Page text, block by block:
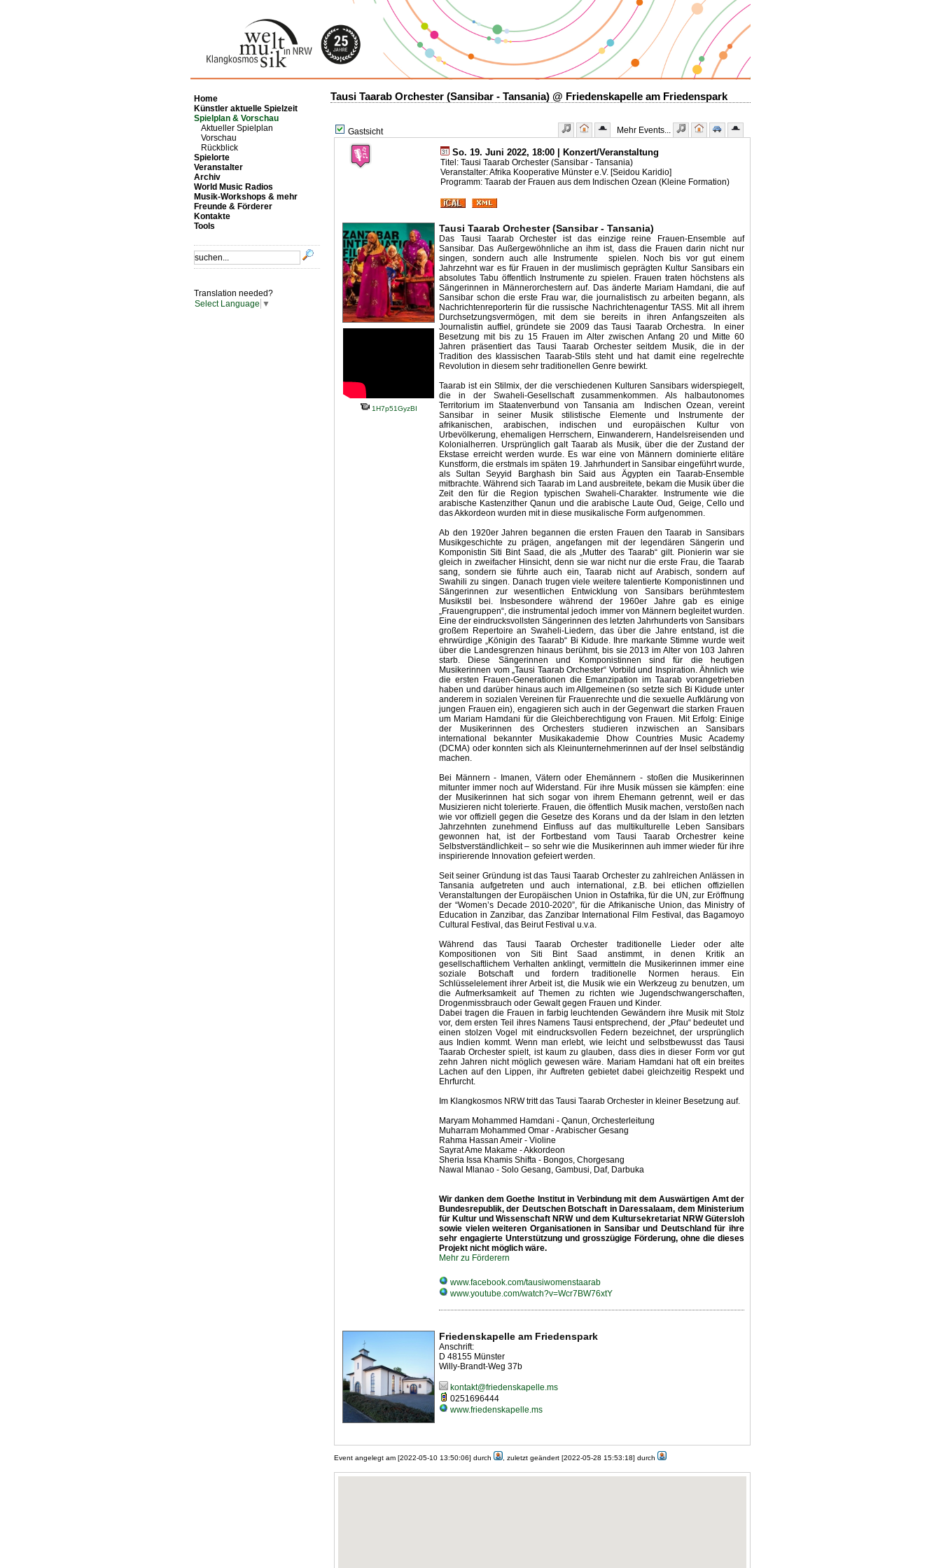
Home
Künstler aktuelle Spielzeit
Spielplan & Vorschau
Aktueller Spielplan
Vorschau
Rückblick
Spielorte
Veranstalter
Archiv
World Music Radios
Musik-Workshops & mehr
Freunde & Förderer
Kontakte
Tools
Translation needed?
Select Language ▼
Tausi Taarab Orchester (Sansibar - Tansania) @ Friedenskapelle am Friedenspark
Gastsicht Mehr Events...
So. 19. Juni 2022, 18:00 | Konzert/Veranstaltung
Titel: Tausi Taarab Orchester (Sansibar - Tansania)
Veranstalter: Afrika Kooperative Münster e.V. [Seidou Karidio]
Programm: Taarab der Frauen aus dem Indischen Ozean (Kleine Formation)
1H7p51GyzBI
Tausi Taarab Orchester (Sansibar - Tansania)
Das Tausi Taarab Orchester ist das einzige reine Frauen-Ensemble auf
Sansibar. Das Außergewöhnliche an ihm ist, dass die Frauen darin nicht nur
singen, sondern auch alle Instrumente
spielen. Noch bis vor gut einem
Jahrzehnt war es für Frauen in der muslimisch geprägten Kultur Sansibars ein
absolutes Tabu öffentlich Instrumente zu spielen. Frauen traten höchstens als
Sängerinnen in Männerorchestern auf. Das änderte Mariam Hamdani, die auf
Sansibar schon die erste Frau war, die journalistisch zu arbeiten begann, als
Nachrichtenreporterin für die russische Nachrichtenagentur TASS. Mit all ihrem
Durchsetzungsvermögen, mit dem sie bereits in ihren Anfangszeiten als
Journalistin auffiel, gründete sie 2009 das Tausi Taarab Orchestra.
In einer
Besetzung mit bis zu 15 Frauen im Alter zwischen Anfang 20 und Mitte 60
Jahren präsentiert das Tausi Taarab Orchester seitdem Musik, die in der
Tradition des klassischen Taarab-Stils steht und hat damit eine regelrechte
Revolution in diesem sehr traditionellen Genre bewirkt.
Taarab ist ein Stilmix, der die verschiedenen Kulturen Sansibars widerspiegelt,
die in der Swaheli-Gesellschaft zusammenkommen. Als halbautonomes
Territorium im Staatenverbund von Tansania am
Indischen Ozean, vereint
Sansibar in seiner Musik stilistische Elemente und Instrumente der
afrikanischen, arabischen, indischen und europäischen Kultur von
Urbevölkerung, ehemaligen Herrschern, Einwanderern, Handelsreisenden und
Kolonialherren. Ursprünglich galt Taarab als Musik, über die der Zustand der
Ekstase erreicht werden wurde. Es war eine von Männern dominierte elitäre
Kunstform, die erstmals im späten 19. Jahrhundert in Sansibar eingeführt wurde,
als Sultan Seyyid Barghash bin Said aus Ägypten ein Taarab-Ensemble
mitbrachte. Während sich Taarab im Land ausbreitete, bekam die Musik über die
Zeit den für die Region typischen Swaheli-Charakter. Instrumente wie die
arabische Kastenzither Qanun und die arabische Laute Oud, Geige, Cello und
das Akkordeon wurden mit in diese musikalische Form aufgenommen.
Ab den 1920er Jahren begannen die ersten Frauen den Taarab in Sansibars
Musikgeschichte zu prägen, angefangen mit der legendären Sängerin und
Komponistin Siti Bint Saad, die als „Mutter des Taarab“ gilt. Pionierin war sie
gleich in zweifacher Hinsicht, denn sie war nicht nur die erste Frau, die Taarab
sang, sondern sie führte auch ein, Taarab nicht auf Arabisch, sondern auf
Swahili zu singen. Danach trugen viele weitere talentierte Komponistinnen und
Sängerinnen zur wesentlichen Entwicklung von Sansibars berühmtestem
Musikstil bei. Insbesondere während der 1960er Jahre gab es einige
„Frauengruppen“, die instrumental jedoch immer von Männern begleitet wurden.
Eine der eindrucksvollsten Sängerinnen des letzten Jahrhunderts von Sansibars
großem Repertoire an Swaheli-Liedern, das über die Jahre entstand, ist die
ehrwürdige „Königin des Taarab“ Bi Kidude. Ihre markante Stimme wurde weit
über die Landesgrenzen hinaus berühmt, bis sie 2013 im Alter von 103 Jahren
starb. Diese Sängerinnen und Komponistinnen sind für die heutigen
Musikerinnen vom „Tausi Taarab Orchester“ Vorbild und Inspiration. Ähnlich wie
die ersten Frauen-Generationen die Emanzipation im Taarab vorangetrieben
haben und darüber hinaus auch im Allgemeinen (so setzte sich Bi Kidude unter
anderem in sozialen Vereinen für Frauenrechte und die sexuelle Aufklärung von
jungen Frauen ein), engagieren sich auch in der Gegenwart die starken Frauen
um Mariam Hamdani für die Gleichberechtigung von Frauen. Mit Erfolg: Einige
der Musikerinnen des Orchesters studieren inzwischen an Sansibars
international bekannter Musikakademie Dhow Countries Music Academy
(DCMA) oder konnten sich als Kleinunternehmerinnen auf der Insel selbständig
machen.
Bei Männern - Imanen, Vätern oder Ehemännern - stoßen die Musikerinnen
mitunter immer noch auf Widerstand. Für ihre Musik müssen sie kämpfen: eine
der Musikerinnen hat sich sogar von ihrem Ehemann getrennt, weil er das
Musizieren nicht tolerierte. Frauen, die öffentlich Musik machen, verstoßen nach
wie vor offiziell gegen die Gesetze des Korans und da der Islam in den letzten
Jahrzehnten zunehmend Einfluss auf das multikulturelle Leben Sansibars
gewonnen hat, ist der Fortbestand vom Tausi Taarab Orchestrer keine
Selbstverständlichkeit – so sehr wie die Musikerinnen auh immer wieder für ihre
inspirierende Innovation gefeiert werden.
Seit seiner Gründung ist das Tausi Taarab Orchester zu zahlreichen Anlässen in
Tansania aufgetreten und auch international, z.B. bei etlichen offiziellen
Veranstaltungen der Europäischen Union in Ostafrika, für die UN, zur Eröffnung
der “Women’s Decade 2010-2020”, für die Afrikanische Union, das Ministry of
Education in Zanzibar, das Zanzibar International Film Festival, das Bagamoyo
Cultural Festival, das Beirut Festival u.v.a.
Während das Tausi Taarab Orchester traditionelle Lieder oder alte
Kompositionen von Siti Bint Saad anstimmt, in denen Kritik an
gesellschaftlichem Verhalten anklingt, vermitteln die Musikerinnen immer eine
soziale Botschaft und fordern traditionelle Normen heraus. Ein
Schlüsselelement ihrer Arbeit ist, die Musik wie ein Werkzeug zu benutzen, um
die Aufmerksamkeit auf Themen zu richten wie Jugendschwangerschaften,
Drogenmissbrauch oder Gewalt gegen Frauen und Kinder.
Dabei tragen die Frauen in farbig leuchtenden Gewändern ihre Musik mit Stolz
vor, dem ersten Teil ihres Namens Tausi entsprechend, der „Pfau“ bedeutet und
einen stolzen Vogel mit eindrucksvollen Federn bezeichnet, der ursprünglich
aus Indien kommt. Wenn man erlebt, wie leicht und selbstbewusst das Tausi
Taarab Orchester spielt, ist kaum zu glauben, dass dies in dieser Form vor gut
zehn Jahren nicht möglich gewesen wäre. Mariam Hamdani hat oft ein breites
Lachen auf den Lippen, ihr Auftreten gebietet dabei gleichzeitig Respekt und
Ehrfurcht.
Im Klangkosmos NRW tritt das Tausi Taarab Orchester in kleiner Besetzung auf.
Maryam Mohammed Hamdani - Qanun, Orchesterleitung
Muharram Mohammed Omar - Arabischer Gesang
Rahma Hassan Ameir - Violine
Sayrat Ame Makame - Akkordeon
Sheria Issa Khamis Shifta - Bongos, Chorgesang
Nawal Mlanao - Solo Gesang, Gambusi, Daf, Darbuka
Wir danken dem Goethe Institut in Verbindung mit dem Auswärtigen Amt der
Bundesrepublik, der Deutschen Botschaft in Daressalaam, dem Ministerium
für Kultur und Wissenschaft NRW und dem Kultursekretariat NRW Gütersloh
sowie vielen weiteren Organisationen in Sansibar und Deutschland für ihre
sehr engagierte Unterstützung und grosszügige Förderung, ohne die dieses
Projekt nicht möglich wäre.
Mehr zu Förderern
www.facebook.com/tausiwomenstaarab
www.youtube.com/watch?v=Wcr7BW76xtY
Friedenskapelle am Friedenspark
Anschrift:
D 48155 Münster
Willy-Brandt-Weg 37b
kontakt@friedenskapelle.ms
0251696444
www.friedenskapelle.ms
Event angelegt am [2022-05-10 13:50:06] durch , zuletzt geändert [2022-05-28 15:53:18] durch